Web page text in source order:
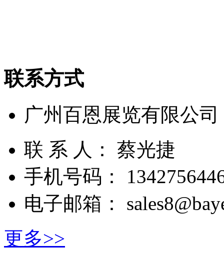
联系方式
广州百恩展览有限公司
联 系 人： 蔡光捷
手机号码：
电子邮箱：
更多>>